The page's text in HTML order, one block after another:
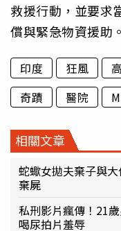
救援行動，並要求
償與緊急物資援助。
印度 狂風
奇蹟
醫院
相關文章
蛇蠍女拋夫棄子與
棄屍
私刑影片瘋傳！21
喝尿拍片羞辱